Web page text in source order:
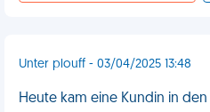
Unter plouff - 03/04/2025 13:48
Heute kam eine Kundin in